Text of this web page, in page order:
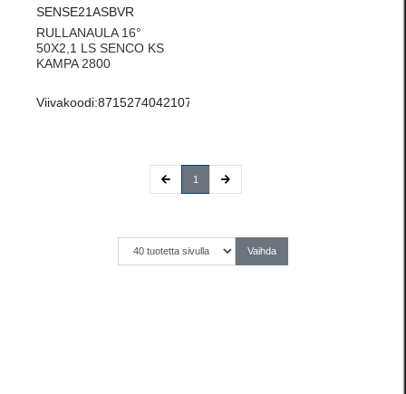
SENSE21ASBVR
RULLANAULA 16°
50X2,1 LS SENCO KS
KAMPA 2800
Viivakoodi:8715274042107
1 (current)